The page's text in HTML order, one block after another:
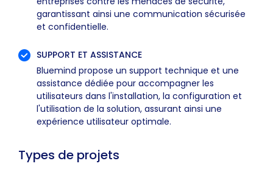
garantissant ainsi une communication sécurisée
et confidentielle.
SUPPORT ET ASSISTANCE
Bluemind propose un support technique et une
assistance dédiée pour accompagner les
utilisateurs dans l'installation, la configuration et
l'utilisation de la solution, assurant ainsi une
expérience utilisateur optimale.
Types de projets